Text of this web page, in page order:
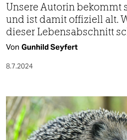
Unsere Autorin bekommt
und ist damit offiziell alt.
dieser Lebensabschnitt
Von Gunhild Seyfert
8.7.2024